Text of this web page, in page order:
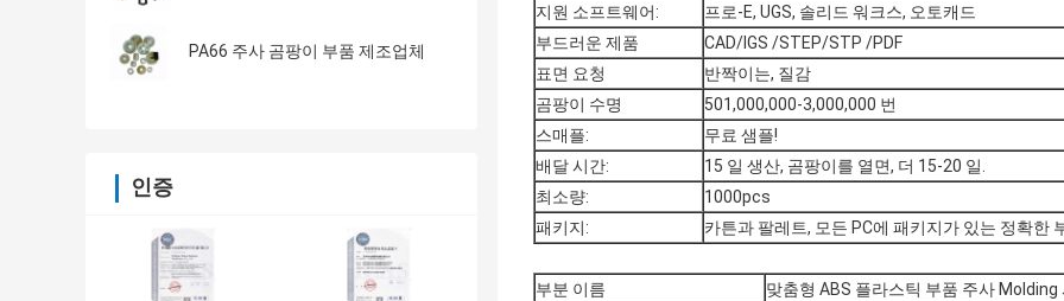
PA66 주사 곰팡이 부품 제조업체
인증
지원 소프트웨어:
프로-E, UGS, 솔리드 워크스, 오토캐드
부드러운 제품
CAD/IGS /STEP/STP /PDF
표면 요청
반짝이는, 질감
곰팡이 수명
501,000,000-3,000,000 번
스매플:
무료 샘플!
배달 시간:
15 일 생산, 곰팡이를 열면, 더 15-20 일.
최소량:
1000pcs
패키지:
카튼과 팔레트, 모든 PC에 패키지가 있는 정확한
부분 이름
맞춤형 ABS 플라스틱 부품 주사 Molding